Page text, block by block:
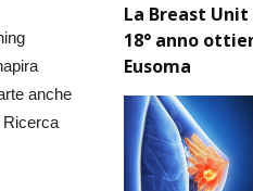
anche
Ricerca
La Breast Unit
18° anno
Eusoma